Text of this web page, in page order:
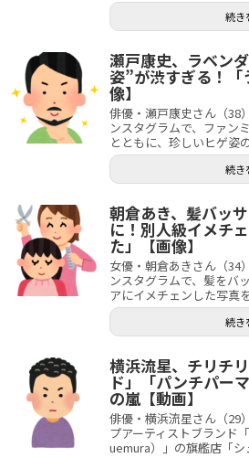
続き
瀬戸康史、ラベン
姿”が渋すぎる！
像】
俳優・瀬戸康史さん（38
ンスタグラムで、ファン
とともに、珍しいヒゲ姿
続き
朝倉あき、髪バッ
に！別人級イメチ
た」【画像】
女優・朝倉あきさん（34
ンスタグラムで、髪をバ
アにイメチェンした写真
続き
横浜流星、チリチ
ド」「パンチパー
の嵐【動画】
俳優・横浜流星さん（29
プアーティストブランド
uemura）」の旗艦店「シ